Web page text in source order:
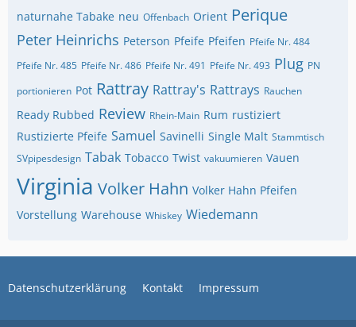
naturnahe Tabake neu Offenbach Orient Perique
Peter Heinrichs Peterson Pfeife Pfeifen Pfeife Nr. 484
Pfeife Nr. 485 Pfeife Nr. 486 Pfeife Nr. 491 Pfeife Nr. 493 Plug PN
portionieren Pot Rattray Rattray's Rattrays Rauchen
Ready Rubbed Review Rhein-Main Rum rustiziert
Rustizierte Pfeife Samuel Savinelli Single Malt Stammtisch
SVpipesdesign Tabak Tobacco Twist vakuumieren Vauen
Virginia Volker Hahn Volker Hahn Pfeifen
Vorstellung Warehouse Whiskey Wiedemann
Datenschutzerklärung Kontakt Impressum